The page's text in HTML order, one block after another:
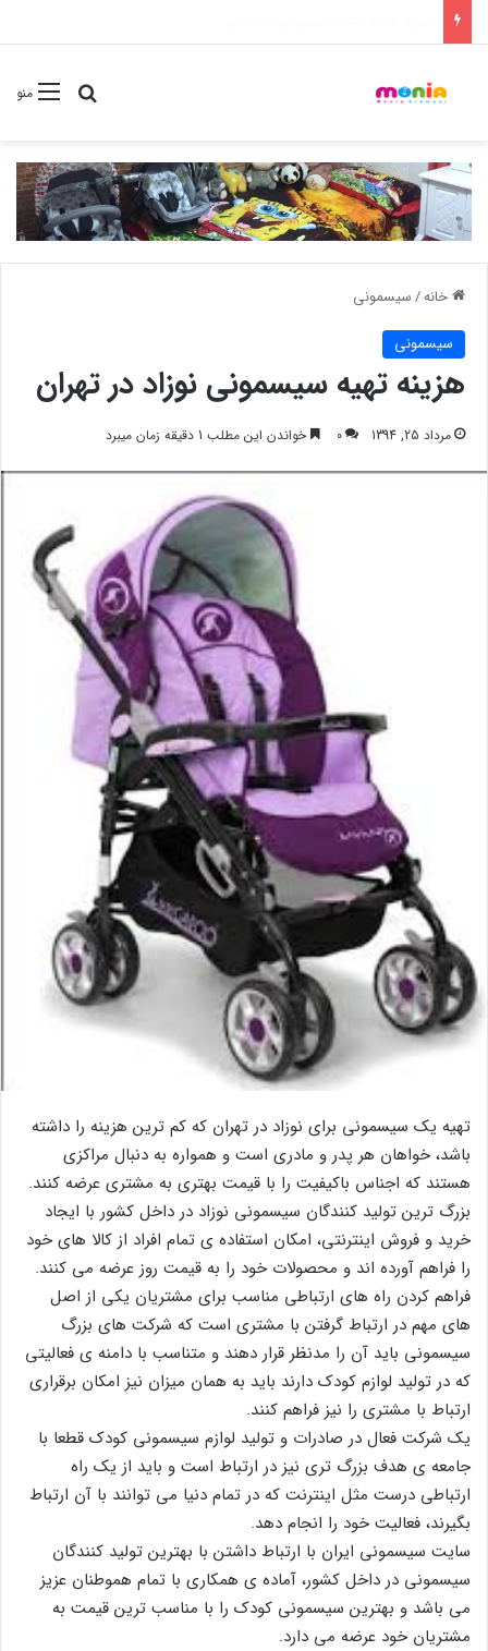
منوجستجو
خانه/سیسمونی
سیسمونی
هزینه تهیه سیسمونی نوزاد در تهران
مرداد 25, 1394 0 خواندن این مطلب 1 دقیقه زمان میبرد
تهیه یک سیسمونی برای نوزاد در تهران که کم ترین هزینه را داشته
باشد، خواهان هر پدر و مادری است و همواره به دنبال مراکزی
هستند که اجناس باکیفیت را با قیمت بهتری به مشتری عرضه کنند.
بزرگ ترین تولید کنندگان سیسمونی نوزاد در داخل کشور با ایجاد
خرید و فروش اینترنتی، امکان استفاده ی تمام افراد از کالا های خود
را فراهم آورده اند و محصولات خود را به قیمت روز عرضه می کنند.
فراهم کردن راه های ارتباطی مناسب برای مشتریان یکی از اصل
های مهم در ارتباط گرفتن با مشتری است که شرکت های بزرگ
سیسمونی باید آن را مدنظر قرار دهند و متناسب با دامنه ی فعالیتی
که در تولید لوازم کودک دارند باید به همان میزان نیز امکان برقراری
ارتباط با مشتری را نیز فراهم کنند.
یک شرکت فعال در صادرات و تولید لوازم سیسمونی کودک قطعا با
جامعه ی هدف بزرگ تری نیز در ارتباط است و باید از یک راه
ارتباطی درست مثل اینترنت که در تمام دنیا می توانند با آن ارتباط
بگیرند، فعالیت خود را انجام دهد.
سایت سیسمونی ایران با ارتباط داشتن با بهترین تولید کنندگان
سیسمونی در داخل کشور، آماده ی همکاری با تمام هموطنان عزیز
می باشد و بهترین سیسمونی کودک را با مناسب ترین قیمت به
مشتریان خود عرضه می دارد.